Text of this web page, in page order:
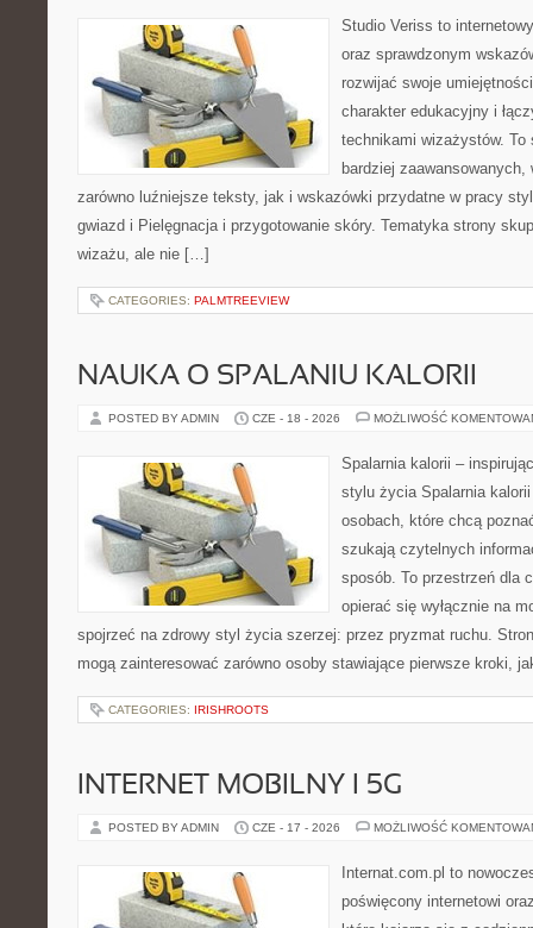
Studio Veriss to
oraz sprawdzonym
rozwijać swoje
charakter edukacyjny i
technikami wizażystów.
bardziej
zarówno luźniejsze teksty, jak i wskazówki przydatne w pracy
gwiazd i Pielęgnacja i przygotowanie skóry. Tematyka strony
wizażu, ale nie […]
CATEGORIES: PALMTREEVIEW
NAUKA O SPALANIU KALORII
POSTED BY ADMIN CZE - 18 - 2026 MOŻLIWOŚĆ
Spalarnia kalorii –
stylu życia Spalarnia
osobach, które chcą
szukają czytelnych
sposób. To przestrzeń dla
opierać się wyłącznie na
spojrzeć na zdrowy styl życia szerzej: przez pryzmat ruchu.
mogą zainteresować zarówno osoby stawiające pierwsze kroki,
CATEGORIES: IRISHROOTS
INTERNET MOBILNY I 5G
POSTED BY ADMIN CZE - 17 - 2026 MOŻLIWOŚĆ
Internat.com.pl to
poświęcony internetowi